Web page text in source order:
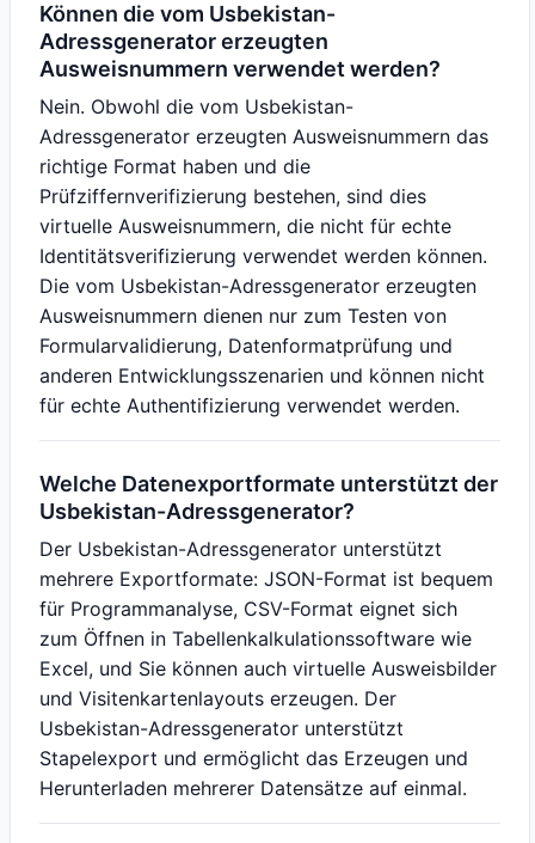
Können die vom Usbekistan-
Adressgenerator erzeugten
Ausweisnummern verwendet werden?
Nein. Obwohl die vom Usbekistan-
Adressgenerator erzeugten Ausweisnummern das
richtige Format haben und die
Prüfziffernverifizierung bestehen, sind dies
virtuelle Ausweisnummern, die nicht für echte
Identitätsverifizierung verwendet werden können.
Die vom Usbekistan-Adressgenerator erzeugten
Ausweisnummern dienen nur zum Testen von
Formularvalidierung, Datenformatprüfung und
anderen Entwicklungsszenarien und können nicht
für echte Authentifizierung verwendet werden.
Welche Datenexportformate unterstützt der
Usbekistan-Adressgenerator?
Der Usbekistan-Adressgenerator unterstützt
mehrere Exportformate: JSON-Format ist bequem
für Programmanalyse, CSV-Format eignet sich
zum Öffnen in Tabellenkalkulationssoftware wie
Excel, und Sie können auch virtuelle Ausweisbilder
und Visitenkartenlayouts erzeugen. Der
Usbekistan-Adressgenerator unterstützt
Stapelexport und ermöglicht das Erzeugen und
Herunterladen mehrerer Datensätze auf einmal.